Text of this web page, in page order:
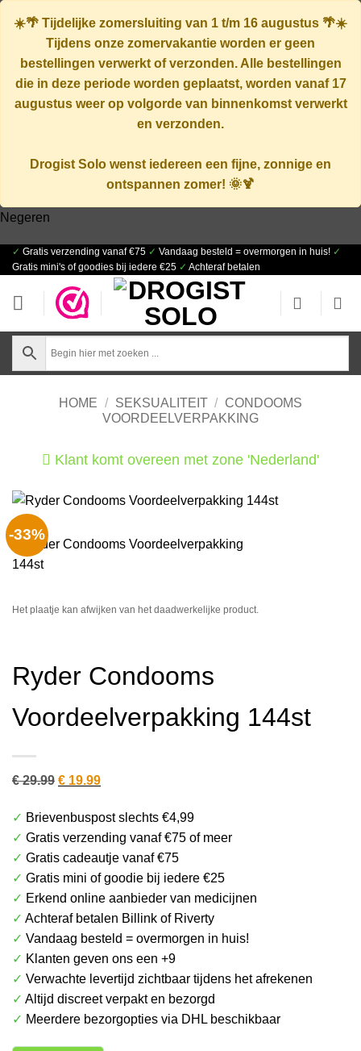
☀️🌴 Tijdelijke zomersluiting van 1 t/m 16 augustus 🌴☀️
Tijdens onze zomervakantie worden er geen
bestellingen verwerkt of verzonden. Alle bestellingen
die in deze periode worden geplaatst, worden vanaf 17
augustusweer op volgorde van binnenkomst verwerkt
en verzonden.
Drogist Solo wenst iedereen een fijne, zonnige en
ontspannen zomer! 🌞🍹
Negeren
Ga
naar
inhoud
✓ Gratis verzending vanaf €75 ✓ Vandaag besteld = overmorgen in huis! ✓
Gratis mini's of goodies bij iedere €25 ✓ Achteraf betalen
HOME / SEKSUALITEIT / CONDOOMS
VOORDEELVERPAKKING
Klant komt overeen met zone 'Nederland'
-33%
Het plaatje kan afwijken van het daadwerkelijke product.
Ryder Condooms
Voordeelverpakking 144st
€29.99 Oorspronkelijke
was:
€ 29.99.
€ 19.99Huidige
is:
€ 19.99.
✓ Brievenbuspost slechts €4,99
✓ Gratis verzending vanaf €75 of meer
✓ Gratis cadeautje vanaf €75
✓ Gratis mini of goodie bij iedere €25
✓ Erkend online aanbieder van medicijnen
✓ Achteraf betalen Billink of Riverty
✓ Vandaag besteld = overmorgen in huis!
✓ Klanten geven ons een +9
✓ Verwachte levertijd zichtbaar tijdens het afrekenen
✓ Altijd discreet verpakt en bezorgd
✓ Meerdere bezorgopties via DHL beschikbaar